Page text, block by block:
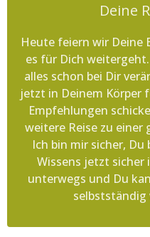
Deine
Heute feiern wir Deine
es für Dich
alles schon bei Dir
jetzt in Deinem Körper
Empfehlungen
weitere Reise zu einer
Ich bin mir sicher,
Wissens jetzt sicher
unterwegs und Du